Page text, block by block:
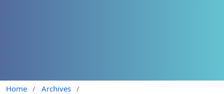
Home / Archives /